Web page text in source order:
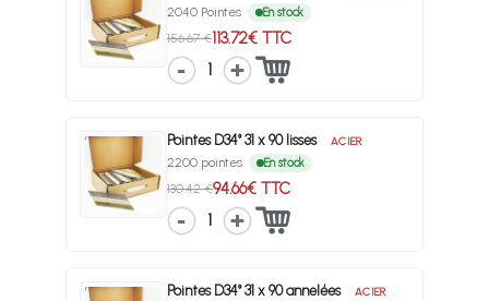
2040 Pointes En stock
156.67 €113.72€ TTC
1
Pointes D34° 31 x 90 lisses ACIER
2200 pointes En stock
130.42 €94.66€ TTC
1
Pointes D34° 31 x 90 annelées ACIER